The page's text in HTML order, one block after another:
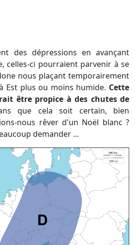
celles-ci pourraient parvenir à se
nous plaçant temporairement
Est plus ou moins humide. Cette
être propice à des chutes de
que cela soit certain, bien
nous rêver d'un Noël blanc ?
demander ...